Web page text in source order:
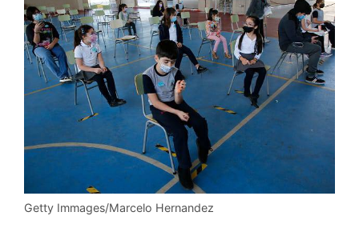
Getty Immages/Marcelo Hernandez